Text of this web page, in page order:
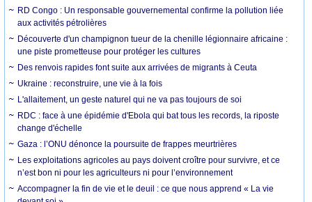
RD Congo : Un responsable gouvernemental confirme la pollution liée
aux activités pétrolières
Découverte d'un champignon tueur de la chenille légionnaire africaine :
une piste prometteuse pour protéger les cultures
Des renvois rapides font suite aux arrivées de migrants à Ceuta
Ukraine : reconstruire, une vie à la fois
L'allaitement, un geste naturel qui ne va pas toujours de soi
RDC : face à une épidémie d'Ebola qui bat tous les records, la riposte
change d'échelle
Gaza : l’ONU dénonce la poursuite de frappes meurtrières
Les exploitations agricoles au pays doivent croître pour survivre, et ce
n’est bon ni pour les agriculteurs ni pour l’environnement
Accompagner la fin de vie et le deuil : ce que nous apprend « La vie